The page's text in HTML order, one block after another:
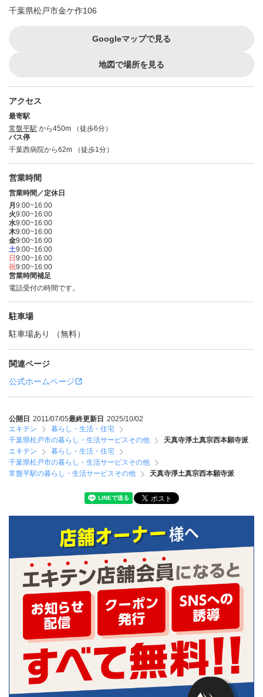
千葉県松戸市金ケ作106
Googleマップで見る
地図で場所を見る
アクセス
最寄駅
常盤平駅 から450m （徒歩6分）
バス停
千葉西病院から62m （徒歩1分）
営業時間
営業時間／定休日
月 9:00~16:00
火9:00~16:00
水9:00~16:00
木9:00~16:00
金9:00~16:00
土9:00~16:00
日 9:00~16:00
祝9:00~16:00
営業時間補足
電話受付の時間です。
駐車場
駐車場あり （無料）
関連ページ
公式ホームページ
公開日 2011/07/05最終更新日 2025/10/02
エキテン
暮らし・生活・住宅
千葉県松戸市の暮らし・生活サービスその他
天真寺淨土真宗西本願寺派
エキテン
暮らし・生活・住宅
千葉県松戸市の暮らし・生活サービスその他
常盤平駅の暮らし・生活サービスその他
天真寺淨土真宗西本願寺派